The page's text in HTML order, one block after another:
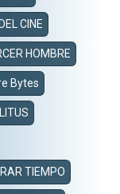
CINE
HOMBRE
Bytes
TIEMPO